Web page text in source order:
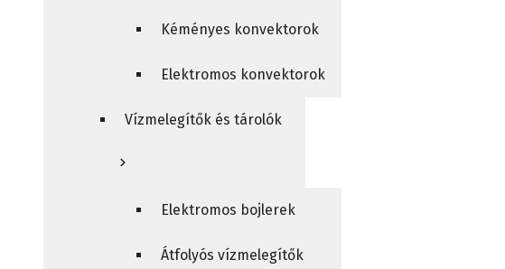
Kéményes konvektorok
Elektromos konvektorok
Vízmelegítők és tárolók
Elektromos bojlerek
Átfolyós vízmelegítők